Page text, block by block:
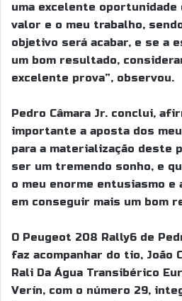
uma excelente oportunidade
valor e o meu trabalho,
objetivo será acabar, e se a
um bom resultado,
excelente prova”, observou.
Pedro Câmara Jr. conclui,
importante a aposta dos
para a materialização deste
ser um tremendo sonho, e
o meu enorme entusiasmo e
em conseguir mais um bom
O Peugeot 208 Rally6 de
faz acompanhar do tio, João
Rali Da Água Transibérico
Verín, com o número 29,